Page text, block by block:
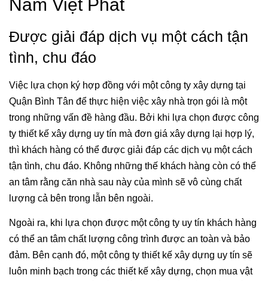
Nam Việt Phát
Được giải đáp dịch vụ một cách tận
tình, chu đáo
Việc lựa chọn ký hợp đồng với một công ty xây dựng tại
Quận Bình Tân để thực hiện việc xây nhà trọn gói là một
trong những vấn đề hàng đầu. Bởi khi lựa chọn được công
ty thiết kế xây dựng uy tín mà đơn giá xây dựng lại hợp lý,
thì khách hàng có thể được giải đáp các dịch vụ một cách
tận tình, chu đáo. Không những thế khách hàng còn có thể
an tâm rằng căn nhà sau này của mình sẽ vô cùng chất
lượng cả bên trong lẫn bên ngoài.
Ngoài ra, khi lựa chọn được một công ty uy tín khách hàng
có thể an tâm chất lượng công trình được an toàn và bảo
đảm. Bên cạnh đó, một công ty thiết kế xây dựng uy tín sẽ
luôn minh bạch trong các thiết kế xây dựng, chọn mua vật